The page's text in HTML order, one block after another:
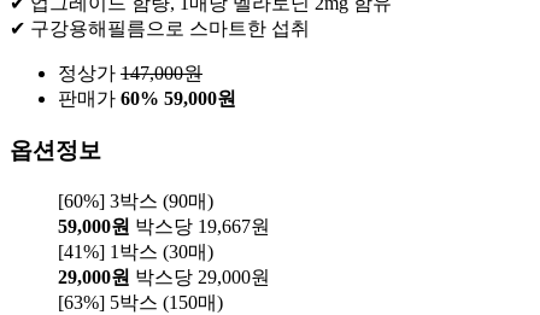
✔ 구강용해필름으로 스마트한 섭취
정상가 147,000원
판매가 60% 59,000원
옵션정보
[60%] 3박스 (90매)
59,000원 박스당 19,667원
[41%] 1박스 (30매)
29,000원 박스당 29,000원
[63%] 5박스 (150매)